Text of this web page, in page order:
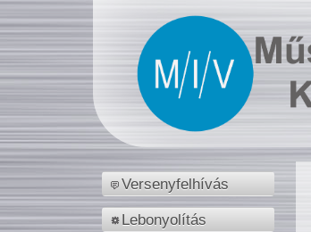
Versenyfelhívás
Lebonyolítás